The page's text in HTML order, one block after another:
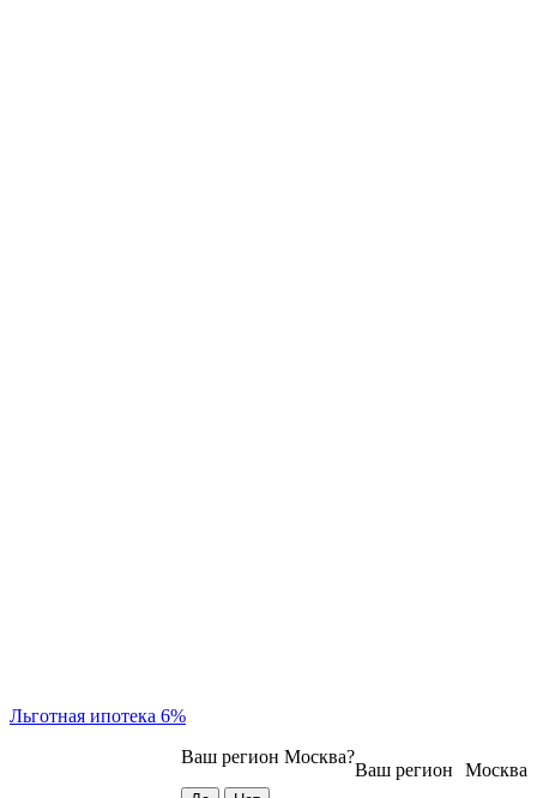
Льготная ипотека 6%
Москва
Ваш регион
Ваш регион Москва?